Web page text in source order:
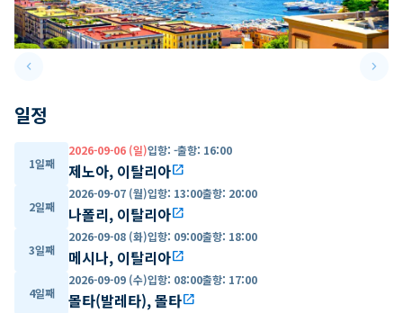
keyboard_arrow_leftPrevious slide keyboard_arrow_right
일정
1일째
2026-09-06 (일)입항: -출항: 16:00
제노아, 이탈리아open_in_new
2일째
2026-09-07 (월)입항: 13:00출항: 20:00
나폴리, 이탈리아open_in_new
3일째
2026-09-08 (화)입항: 09:00출항: 18:00
메시나, 이탈리아open_in_new
4일째
2026-09-09 (수)입항: 08:00출항: 17:00
몰타(발레타), 몰타open_in_new